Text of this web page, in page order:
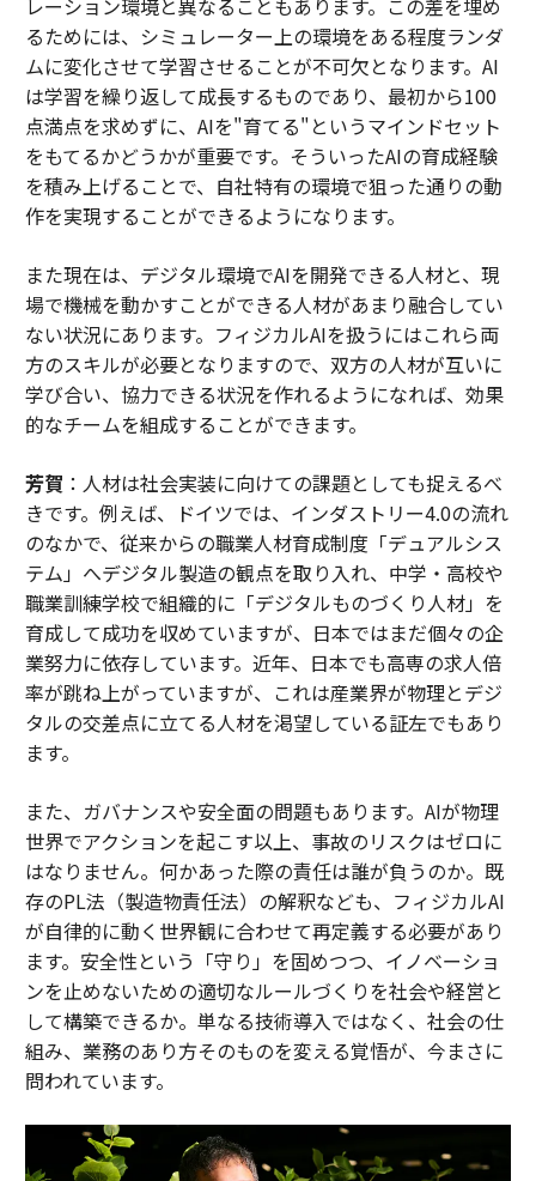
レーション環境と異なることもあります。この差を埋め
るためには、シミュレーター上の環境をある程度ランダ
ムに変化させて学習させることが不可欠となります。AI
は学習を繰り返して成長するものであり、最初から100
点満点を求めずに、AIを"育てる"というマインドセット
をもてるかどうかが重要です。そういったAIの育成経験
を積み上げることで、自社特有の環境で狙った通りの動
作を実現することができるようになります。
また現在は、デジタル環境でAIを開発できる人材と、現
場で機械を動かすことができる人材があまり融合してい
ない状況にあります。フィジカルAIを扱うにはこれら両
方のスキルが必要となりますので、双方の人材が互いに
学び合い、協力できる状況を作れるようになれば、効果
的なチームを組成することができます。
芳賀 ：人材は社会実装に向けての課題としても捉えるべ
きです。例えば、ドイツでは、インダストリー4.0の流れ
のなかで、従来からの職業人材育成制度「デュアルシス
テム」へデジタル製造の観点を取り入れ、中学・高校や
職業訓練学校で組織的に「デジタルものづくり人材」を
育成して成功を収めていますが、日本ではまだ個々の企
業努力に依存しています。近年、日本でも高専の求人倍
率が跳ね上がっていますが、これは産業界が物理とデジ
タルの交差点に立てる人材を渇望している証左でもあり
ます。
また、ガバナンスや安全面の問題もあります。AIが物理
世界でアクションを起こす以上、事故のリスクはゼロに
はなりません。何かあった際の責任は誰が負うのか。既
存のPL法（製造物責任法）の解釈なども、フィジカルAI
が自律的に動く世界観に合わせて再定義する必要があり
ます。安全性という「守り」を固めつつ、イノベーショ
ンを止めないための適切なルールづくりを社会や経営と
して構築できるか。単なる技術導入ではなく、社会の仕
組み、業務のあり方そのものを変える覚悟が、今まさに
問われています。